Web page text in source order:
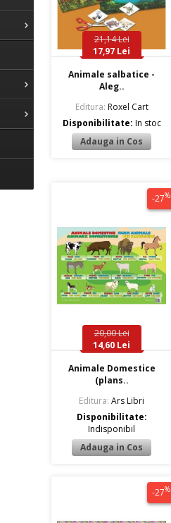
21,14 Lei
17,97 Lei
Animale salbatice -
Aleg..
Editura: Roxel Cart
Disponibilitate: In stoc
-27%
20,00 Lei
14,60 Lei
Animale Domestice
(plans..
Editura: Ars Libri
Disponibilitate:
Indisponibil
-27%